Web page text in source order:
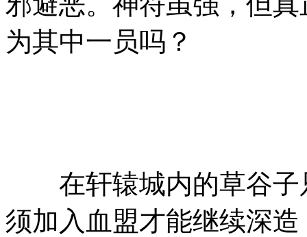
为其中一员吗？
在轩辕城内的草谷子
须加入血盟才能继续深